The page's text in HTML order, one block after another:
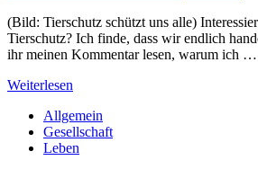
(Bild: Tierschutz schützt uns alle)
Tierschutz? Ich finde, dass wir endlich
ihr meinen Kommentar lesen, warum ich …
Weiterlesen
Allgemein
Gesellschaft
Leben